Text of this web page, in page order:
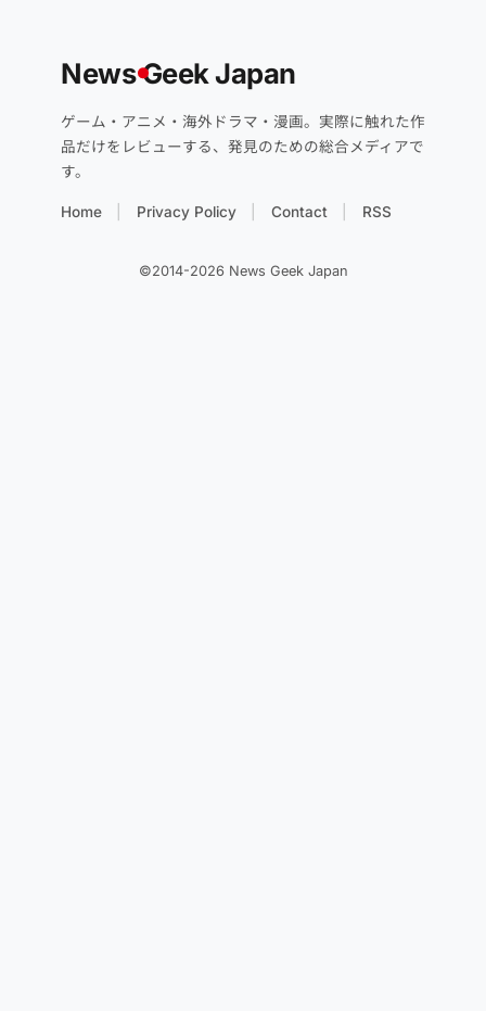
NewsGeek Japan
ゲーム・アニメ・海外ドラマ・漫画。実際に触れた作
品だけをレビューする、発見のための総合メディアで
す。
Home Privacy Policy Contact RSS
©2014-2026 News Geek Japan